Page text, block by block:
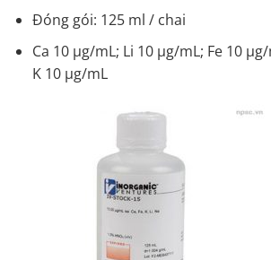
Đóng gói: 125 ml / chai
Ca 10 µg/mL; Li 10 µg/mL; Fe 10
K 10 µg/mL